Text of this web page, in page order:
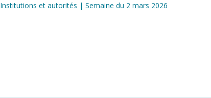
Institutions et autorités | Semaine du 2 mars 2026